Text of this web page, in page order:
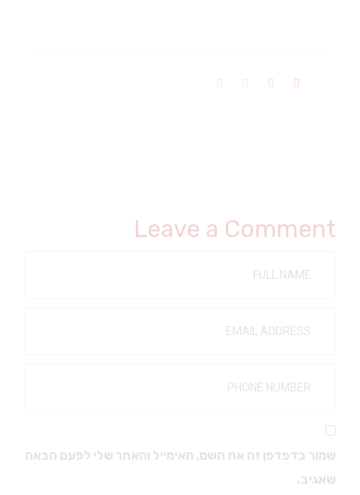
Leave a Comment
שמור בדפדפן זה את השם, האימייל והאתר שלי לפעם הבאה
שאגיב.